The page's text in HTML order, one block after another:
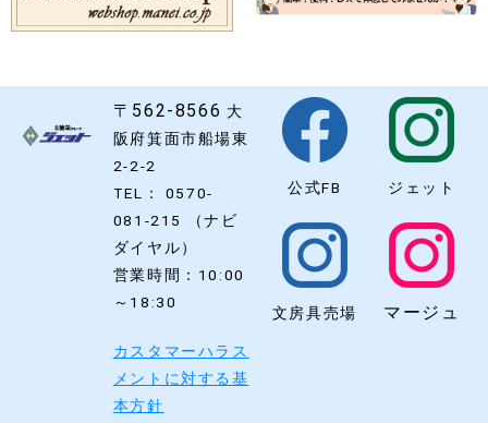
〒562-8566 大
阪府箕面市船場東
2-2-2
TEL： 0570-
081-215 （ナビ
ダイヤル）
営業時間：10:00
～18:30
カスタマーハラス
メントに対する基
本方針
公式FB ジェット
文房具売場 マージュ